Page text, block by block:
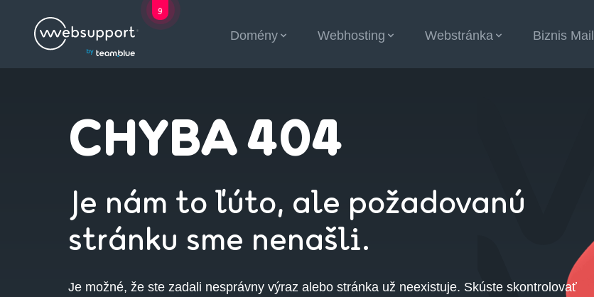
Skip
9
otvorených pozícií
Domény Webhosting Webstránka Biznis Mail
CHYBA 404
Je nám to ľúto, ale požadovanú
stránku sme nenašli.
Je možné, že ste zadali nesprávny výraz alebo stránka už neexistuje. Skúste skontrolovať